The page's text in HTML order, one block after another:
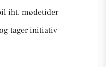
iht. mødetider
tager initiativ